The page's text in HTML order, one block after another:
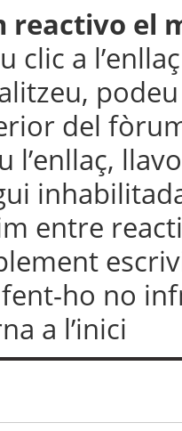
reactivo el
clic a
del
l’enllaç,
entre
ho no
a l’inici